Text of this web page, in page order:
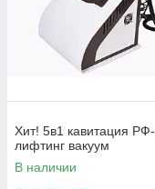
Хит! 5в1 кавитация РФ-
лифтинг вакуум
В наличии